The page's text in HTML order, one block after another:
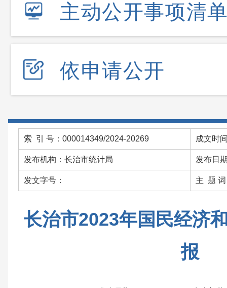
主动公开事项清
依申请公开
索 引 号：000014349/2024-20269 成文时
发布机构：长治市统计局 发布日
发文字号： 主 题 词
长治市2023年国民经济
报